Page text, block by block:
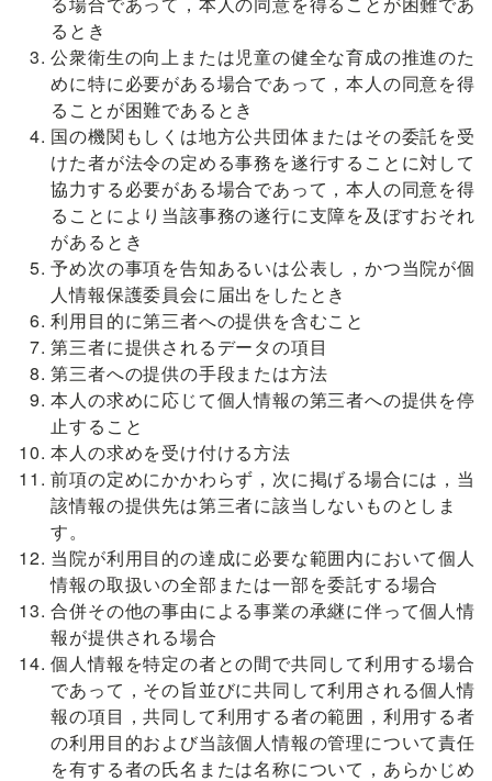
るとき
公衆衛生の向上または児童の健全な育成の推進のた
めに特に必要がある場合であって，本人の同意を得
ることが困難であるとき
国の機関もしくは地方公共団体またはその委託を受
けた者が法令の定める事務を遂行することに対して
協力する必要がある場合であって，本人の同意を得
ることにより当該事務の遂行に支障を及ぼすおそれ
があるとき
予め次の事項を告知あるいは公表し，かつ当院が個
人情報保護委員会に届出をしたとき
利用目的に第三者への提供を含むこと
第三者に提供されるデータの項目
第三者への提供の手段または方法
本人の求めに応じて個人情報の第三者への提供を停
止すること
本人の求めを受け付ける方法
前項の定めにかかわらず，次に掲げる場合には，当
該情報の提供先は第三者に該当しないものとしま
す。
当院が利用目的の達成に必要な範囲内において個人
情報の取扱いの全部または一部を委託する場合
合併その他の事由による事業の承継に伴って個人情
報が提供される場合
個人情報を特定の者との間で共同して利用する場合
であって，その旨並びに共同して利用される個人情
報の項目，共同して利用する者の範囲，利用する者
の利用目的および当該個人情報の管理について責任
を有する者の氏名または名称について，あらかじめ